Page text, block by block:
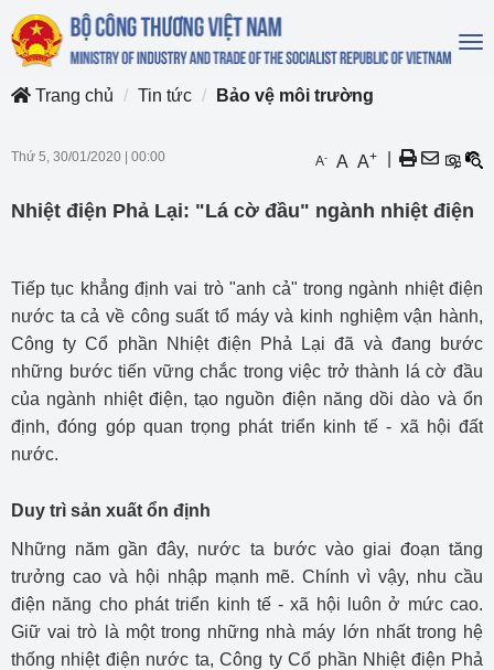
Trang chủ
Tin tức Bảo vệ môi trường
Thứ 5, 30/01/2020 00:00 A- A A+
Nhiệt điện Phả Lại: "Lá cờ đầu" ngành nhiệt điện
Tiếp tục khẳng định vai trò "anh cả" trong ngành nhiệt điện
nước ta cả về công suất tổ máy và kinh nghiệm vận hành,
Công ty Cổ phần Nhiệt điện Phả Lại đã và đang bước
những bước tiến vững chắc trong việc trở thành lá cờ đầu
của ngành nhiệt điện, tạo nguồn điện năng dồi dào và ổn
định, đóng góp quan trọng phát triển kinh tế - xã hội đất
nước.
Duy trì sản xuất ổn định
Những năm gần đây, nước ta bước vào giai đoạn tăng
trưởng cao và hội nhập mạnh mẽ. Chính vì vậy, nhu cầu
điện năng cho phát triển kinh tế - xã hội luôn ở mức cao.
Giữ vai trò là một trong những nhà máy lớn nhất trong hệ
thống nhiệt điện nước ta, Công ty Cổ phần Nhiệt điện Phả